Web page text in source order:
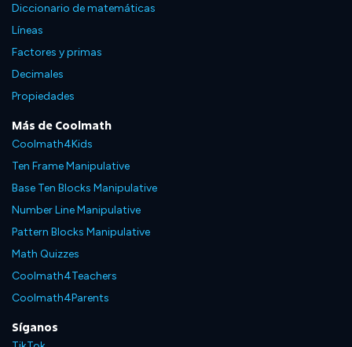
Diccionario de matemáticas
Líneas
Factores y primas
Decimales
Propiedades
Más de Coolmath
Coolmath4Kids
Ten Frame Manipulative
Base Ten Blocks Manipulative
Number Line Manipulative
Pattern Blocks Manipulative
Math Quizzes
Coolmath4Teachers
Coolmath4Parents
Síganos